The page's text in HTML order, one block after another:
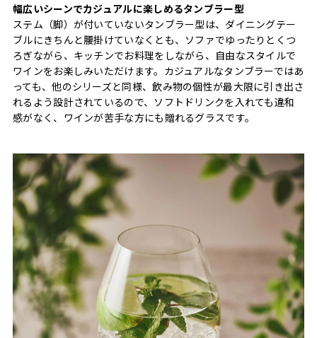
幅広いシーンでカジュアルに楽しめるタンブラー型
ステム（脚）が付いていないタンブラー型は、ダイニングテー
ブルにきちんと腰掛けていなくとも、ソファでゆったりとくつ
ろぎながら、キッチンでお料理をしながら、自由なスタイルで
ワインをお楽しみいただけます。カジュアルなタンブラーではあ
っても、他のシリーズと同様、飲み物の個性が最大限に引き出さ
れるよう設計されているので、ソフトドリンクを入れても違和
感がなく、ワインが苦手な方にも贈れるグラスです。